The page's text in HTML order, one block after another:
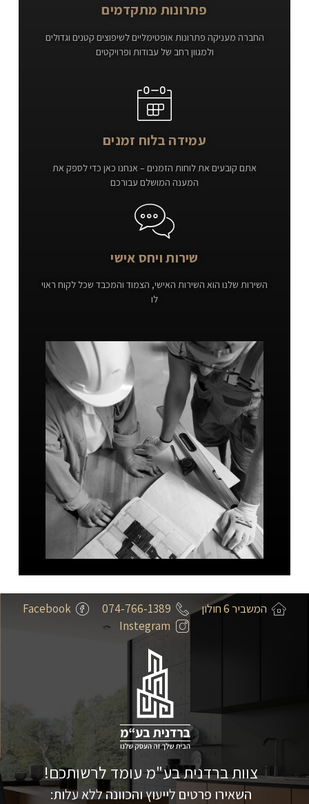
פתרונות מתקדמים
החברה מעניקה פתרונות אופטימליים לשיפוצים קטנים וגדולים
ולמגוון רחב של עבודות ופרויקטים
עמידה בלוח זמנים
אתם קובעים את לוחות הזמנים – אנחנו כאן כדי לספק את
המענה המושלם עבורכם
שירות ויחס אישי
השירות שלנו הוא השירות האישי, הצמוד והמכבד שכל לקוח ראוי
לו
המשביר 6 חולון 074-766-1389
Facebook
Instegram
צוות ברדנית בע"מ עומד לרשותכם!
השאירו פרטים לייעוץ והכוונה ללא עלות: